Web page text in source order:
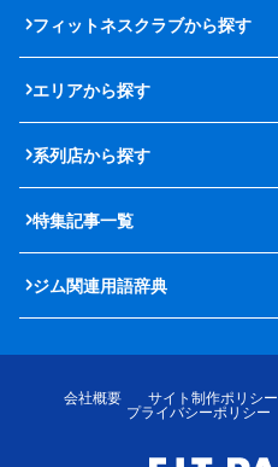
フィットネスクラブから探す
エリアから探す
系列店から探す
特集記事一覧
ジム関連用語辞典
会社概要 サイト制作ポリシー
プライバシーポリシー